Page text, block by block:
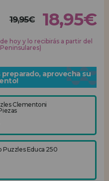
19,95€ 18,95€
hoy y lo recibirás a partir del
aprovecha su
Clementoni
Educa 250